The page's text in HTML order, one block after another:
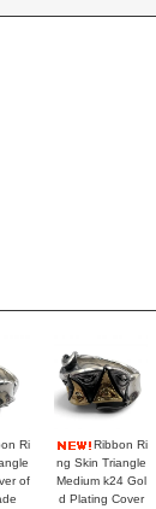
Ri
of
Ribbon Ri
ng Skin Triangle
Medium k24 Gol
d Plating Cover